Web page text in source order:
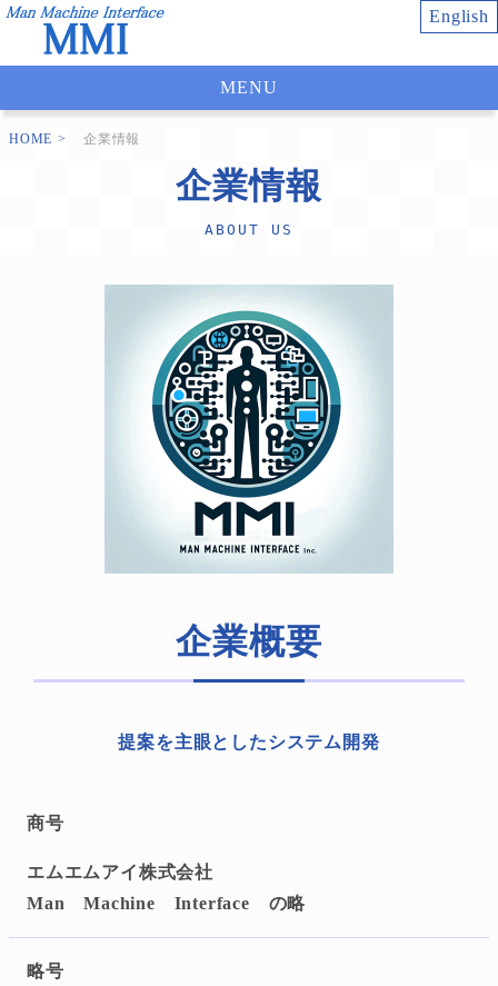
English
MENU
企業情報
ABOUT US
HOME 企業情報
企業概要
提案を主眼としたシステム開発
商号
エムエムアイ株式会社
Man Machine Interface の略
略号